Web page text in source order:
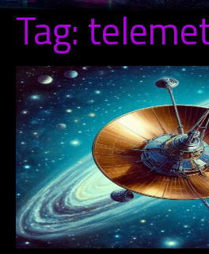
Tag: